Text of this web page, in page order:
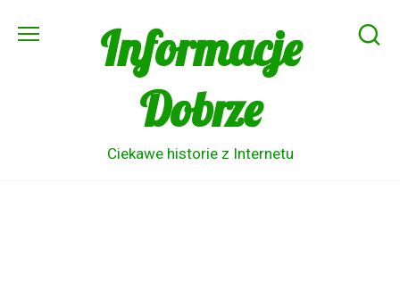
Informacje
Dobrze
Ciekawe historie z Internetu